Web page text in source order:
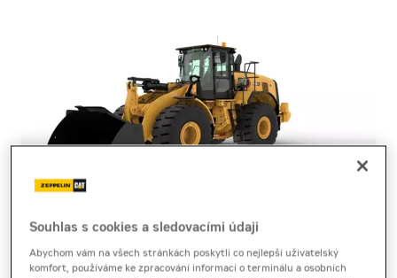
kolový nakladač
Souhlas s cookies a sledovacími údaji
Abychom vám na všech stránkách poskytli co nejlepší uživatelský
komfort, používáme ke zpracování informací o terminálu a osobních